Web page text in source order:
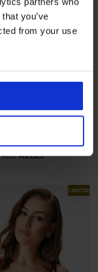
you’ve
from your use
saténová nočná
Ofelia krátka
kódALL25
LIMITED